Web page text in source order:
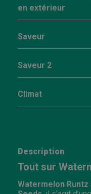
en extérieur
Saveur
Saveur 2
Climat
Description
Tout sur
Watermelon Runtz